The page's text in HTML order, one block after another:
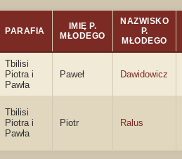
PARAFIA
IMIĘ P.
MŁODEGO
NAZWISKO
P.
MŁODEGO
Tbilisi
Piotra i
Pawła
Paweł Dawidowicz
Tbilisi
Piotra i
Pawła
Piotr Ralus